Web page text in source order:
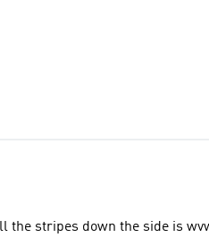
the stripes down the side is